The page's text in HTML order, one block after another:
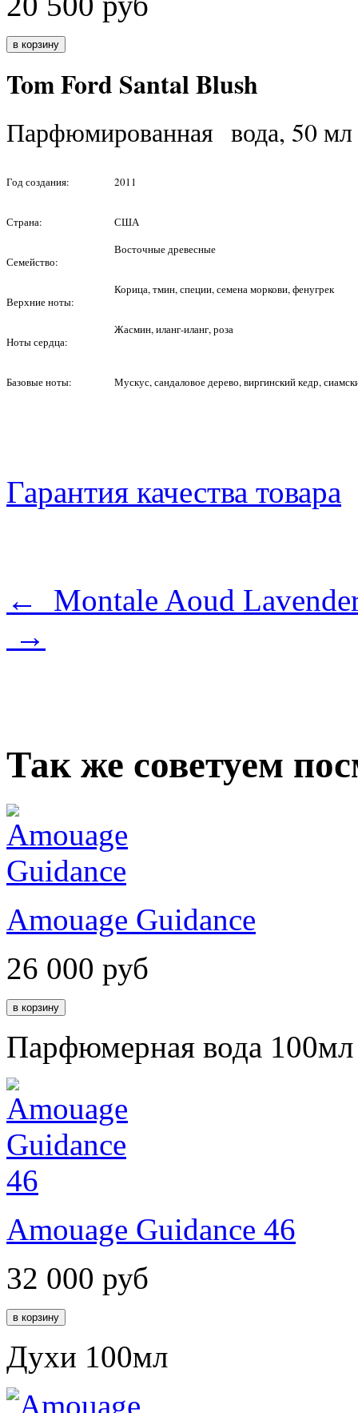
Tom Ford Santal Blush
Парфюмированная вода, 50 мл
Год создания: 2011
Страна: США
Семейство:
Восточные древесные
Верхние ноты:
Корица, тмин, специи, семена моркови, фенугрек
Ноты сердца:
Жасмин, иланг-иланг, роза
Базовые ноты: Мускус, сандаловое дерево, виргинский кедр,
Гарантия качества товара
← Montale Aoud
→
Так же советуем
Amouage Guidance
26 000 руб
Парфюмерная вода 100мл
Amouage Guidance 46
32 000 руб
Духи 100мл